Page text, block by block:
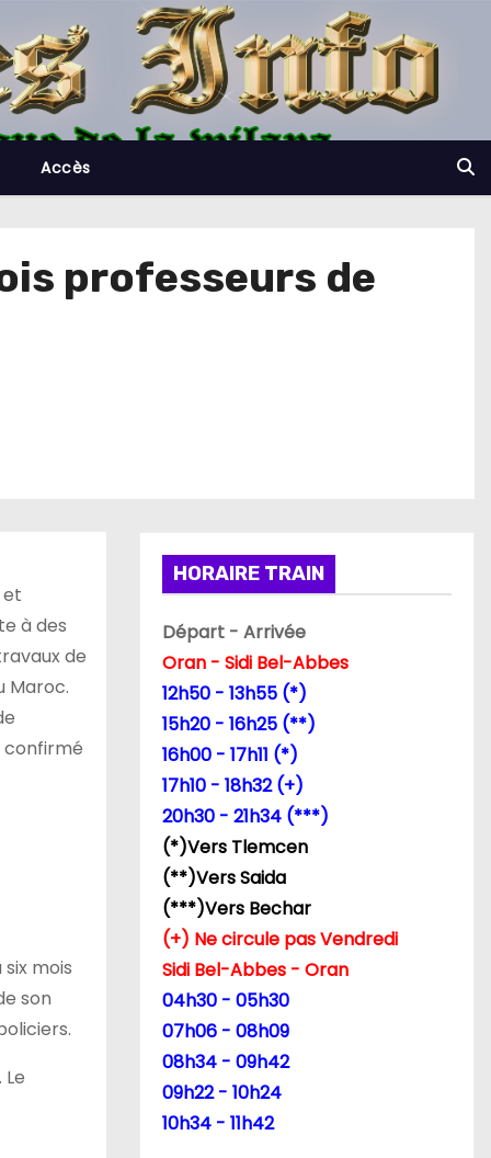
Accès
professeurs de
et
à des
de
Maroc.
confirmé
mois
son
HORAIRE TRAIN
Départ - Arrivée
Oran - Sidi Bel-Abbes
12h50 - 13h55 (*)
15h20 - 16h25 (**)
16h00 - 17h11 (*)
17h10 - 18h32 (+)
20h30 - 21h34 (***)
(*)Vers Tlemcen
(**)Vers Saida
(***)Vers Bechar
(+) Ne circule pas Vendredi
Sidi Bel-Abbes - Oran
04h30 - 05h30
07h06 - 08h09
08h34 - 09h42
09h22 - 10h24
10h34 - 11h42